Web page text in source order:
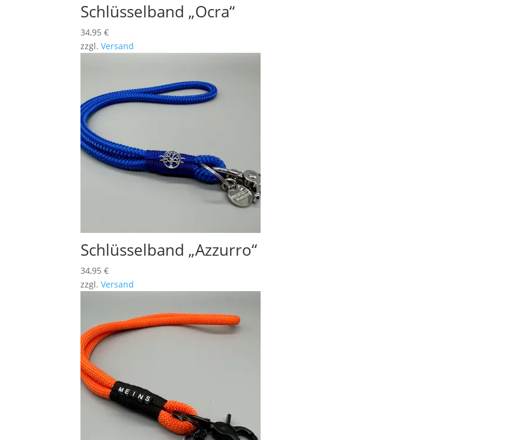
Schlüsselband „Ocra“
34,95€
zzgl.Versand
Schlüsselband „Azzurro“
34,95€
zzgl.Versand